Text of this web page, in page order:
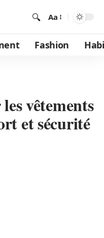
Aa
Fashion
vêtements
et sécurité